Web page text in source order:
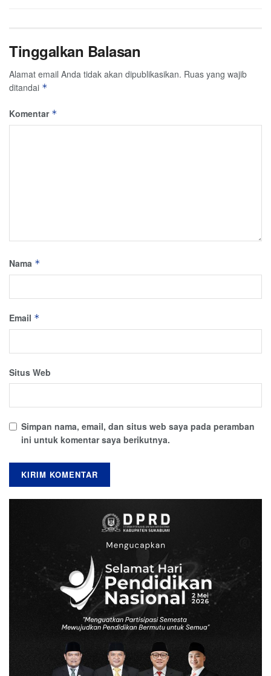
Tinggalkan Balasan
Alamat email Anda tidak akan dipublikasikan. Ruas yang wajib
ditandai *
Komentar *
Nama *
Email *
Situs Web
Simpan nama, email, dan situs web saya pada peramban
ini untuk komentar saya berikutnya.